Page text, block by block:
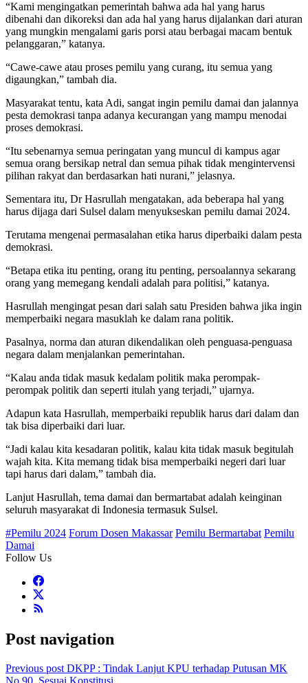
“Kami mengingatkan pemerintah bahwa ada hal yang harus
dibenahi dan dikoreksi dan ada hal yang harus dijalankan dari aturan
yang mungkin mengalami garis porsi atau berbagai macam bentuk
pelanggaran,” katanya.
“Cawe-cawe atau proses pemilu yang curang, itu semua yang
digaungkan,” tambah dia.
Masyarakat tentu, kata Adi, sangat ingin pemilu damai dan jalannya
pesta demokrasi tanpa adanya kecurangan yang mampu menodai
proses demokrasi.
“Itu sebenarnya semua peringatan yang muncul di kampus agar
semua orang bersikap netral dan semua pihak tidak mengintervensi
pilihan rakyat dan berdasarkan hati nurani,” jelasnya.
Sementara itu, Dr Hasrullah mengatakan, ada beberapa hal yang
harus dijaga dari Sulsel dalam menyukseskan pemilu damai 2024.
Terutama mengenai permasalahan etika harus diperbaiki dalam pesta
demokrasi.
“Betapa etika itu penting, orang itu penting, persoalannya sekarang
orang yang memegang kendali adalah para politisi,” katanya.
Hasrullah mengingat pesan dari salah satu Presiden bahwa jika ingin
memperbaiki negara masuklah ke dalam rana politik.
Pasalnya, norma dan aturan dikendalikan oleh penguasa-penguasa
negara dalam menjalankan pemerintahan.
“Kalau anda tidak masuk kedalam politik maka perompak-
perompak politik dan seperti itulah yang terjadi,” ujarnya.
Adapun kata Hasrullah, memperbaiki republik harus dari dalam dan
tak bisa diperbaiki dari luar.
“Jadi kalau kita kesadaran politik, kalau kita tidak masuk begitulah
wajah kita. Kita memang tidak bisa memperbaiki negeri dari luar
tapi harus dari dalam,” tambah dia.
Lanjut Hasrullah, tema damai dan bermartabat adalah keinginan
seluruh masyarakat di Indonesia termasuk Sulsel.
#Pemilu 2024 Forum Dosen Makassar Pemilu Bermartabat Pemilu
Damai
Follow Us
Post navigation
Previous post DKPP : Tindak Lanjut KPU terhadap Putusan MK
No 90, Sesuai Konstitusi